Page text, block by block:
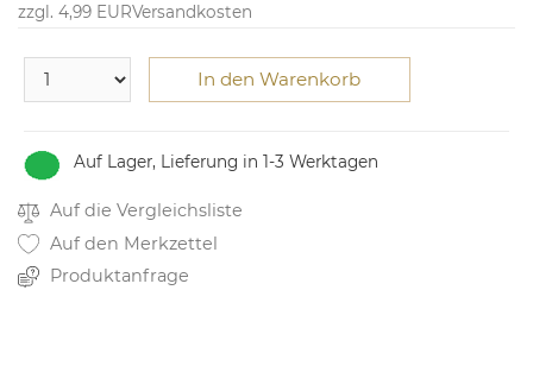
zzgl. 4,99 EURVersandkosten
Auf Lager, Lieferung in 1-3 Werktagen
In den Warenkorb
Auf die Vergleichsliste
Auf den Merkzettel
Produktanfrage